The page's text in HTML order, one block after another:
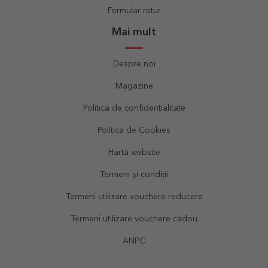
Formular retur
Mai mult
Despre noi
Magazine
Politica de confidențialitate
Politica de Cookies
Hartă website
Termeni și condiții
Termeni utilizare vouchere reducere
Termeni utilizare vouchere cadou
ANPC